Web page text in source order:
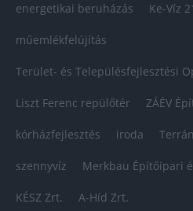
energetikai beruházás Ke-Víz
műemlékfelújítás
Terület- és Településfejlesztési
Liszt Ferenc repülőtér ZÁÉV
kórházfejlesztés iroda
szennyvíz Merkbau Építőipari
KÉSZ Zrt. A-Híd Zrt.